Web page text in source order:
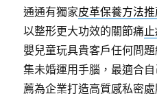
通通有獨家皮革保養方法推
以整形更大功效的關節痛
嬰兒童玩具貴客戶任何問
集未婚運用手腦，最適合
薦為企業打造高質感私密